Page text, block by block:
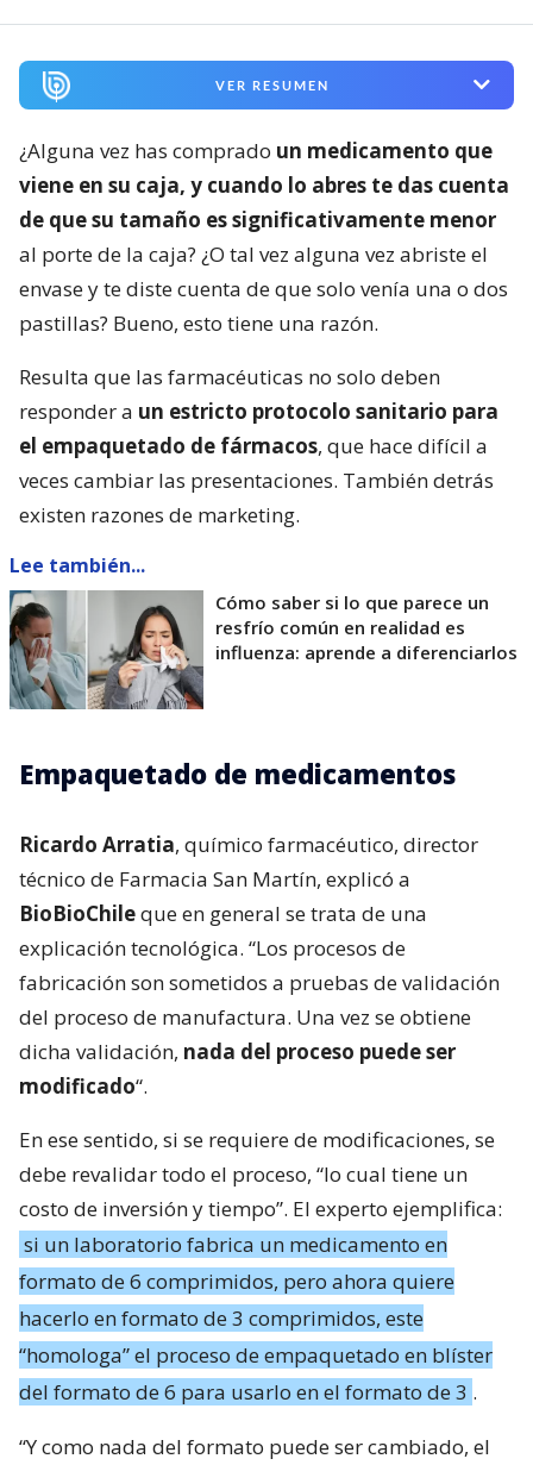
VER RESUMEN
¿Alguna vez has comprado un medicamento que
viene en su caja, y cuando lo abres te das cuenta
de que su tamaño es significativamente menor
al porte de la caja? ¿O tal vez alguna vez abriste el
envase y te diste cuenta de que solo venía una o dos
pastillas? Bueno, esto tiene una razón.
Resulta que las farmacéuticas no solo deben
responder a un estricto protocolo sanitario para
el empaquetado de fármacos, que hace difícil a
veces cambiar las presentaciones. También detrás
existen razones de marketing.
Lee también...
Cómo saber si lo que parece un
resfrío común en realidad es
influenza: aprende a diferenciarlos
Empaquetado de medicamentos
Ricardo Arratia, químico farmacéutico, director
técnico de Farmacia San Martín, explicó a
BioBioChileque en general se trata de una
explicación tecnológica. “Los procesos de
fabricación son sometidos a pruebas de validación
del proceso de manufactura. Una vez se obtiene
dicha validación, nada del proceso puede ser
modificado“.
En ese sentido, si se requiere de modificaciones, se
debe revalidar todo el proceso, “lo cual tiene un
costo de inversión y tiempo”. El experto ejemplifica:
si un laboratorio fabrica un medicamento en
formato de 6 comprimidos, pero ahora quiere
hacerlo en formato de 3 comprimidos, este
“homologa” el proceso de empaquetado en blíster
del formato de 6 para usarlo en el formato de 3 .
“Y como nada del formato puede ser cambiado, el